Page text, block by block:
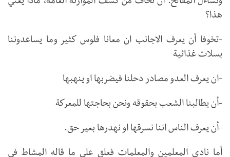
هذا؟
-تخوفا أن يعرف الاجانب ان معانا فلوس كثير وما يساعدوننا
بسلات غذائية
-ان يعرف العدو مصادر دحلنا فيضربها او ينهبها
-أن يطالبنا الشعب بحقوقه ونحن بحاجتها للمعركة
-أن يعرف الناس اننا نسرقها او نهدرها بعير حق.
أما نادي المعلمين والمعلمات فعلق على ما قاله المشاط في